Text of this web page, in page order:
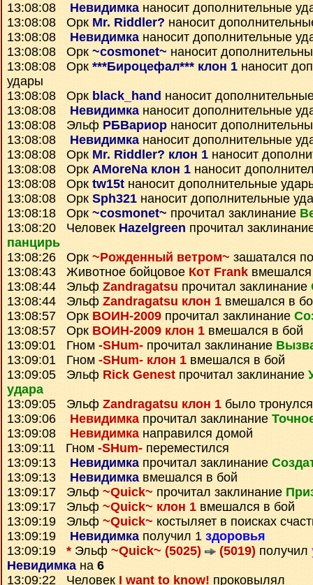
13:08:08 Невидимкананосит дополнительные
13:08:08 Орк Mr. Riddler? наносит
13:08:08 Невидимкананосит дополнительные
13:08:08 Орк ~cosmonet~ наносит
13:08:08 Орк ***Бироцефал*** клон 1 наносит
удары
13:08:08 Орк black_hand наносит
13:08:08 Невидимкананосит дополнительные
13:08:08 Эльф РБВариор наносит
13:08:08 Невидимкананосит дополнительные
13:08:08 Орк Mr. Riddler? клон 1 наносит
13:08:08 Орк AMoreNa клон 1 наносит
13:08:08 Орк tw15t наносит дополнительные
13:08:08 Орк Sph321 наносит дополнительные
13:08:18 Орк ~cosmonet~ прочитал заклинание
13:08:20 Человек Hazelgreen прочитал
панцирь
13:08:26 Орк ~Рожденный ветром~ зашатался
13:08:43 Животное бойцовое Кот Frank
13:08:44 Эльф Zandragatsu прочитал заклинание
13:08:44 Эльф Zandragatsu клон 1 вмешался в
13:08:57 Орк ВОИН-2009 прочитал заклинание
13:08:57 Орк ВОИН-2009 клон 1 вмешался в бой
13:09:01 Гном -SHum- прочитал заклинание
13:09:01 Гном -SHum- клон 1 вмешался в бой
13:09:05 Эльф Rick Genest прочитал заклинание
удара
13:09:05 Эльф Zandragatsu клон 1 было
13:09:06 Невидимкапрочитал заклинание
13:09:08 Невидимканаправился домой
13:09:11 Гном -SHum- переместился
13:09:13 Невидимкапрочитал заклинание
13:09:13 Невидимкавмешался в бой
13:09:17 Эльф ~Quick~ прочитал заклинание
13:09:17 Эльф ~Quick~ клон 1 вмешался в бой
13:09:19 Эльф ~Quick~ костыляет в поисках
13:09:19 Невидимкаполучил 1 здоровья
13:09:19 * Эльф ~Quick~ (5025) (5019) получил
Невидимкана 6
13:09:22 Человек I want to know! проковылял